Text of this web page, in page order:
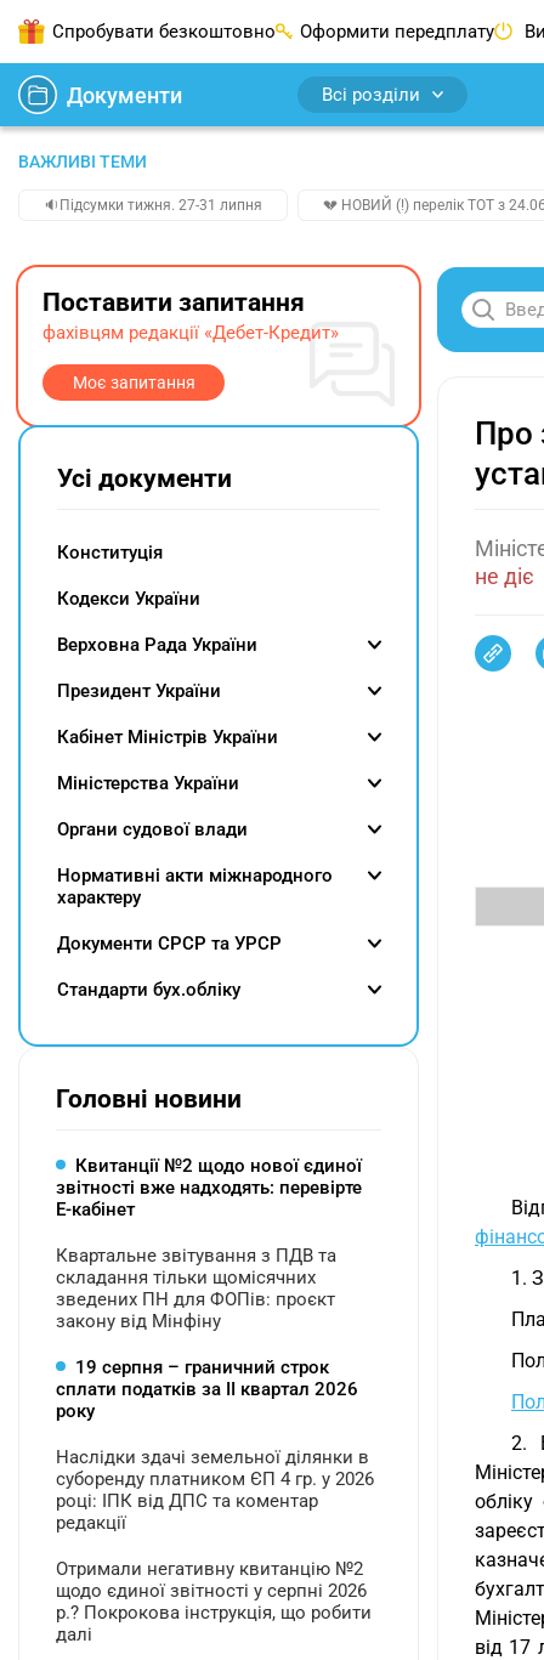
Спробувати безкоштовно Оформити передплату
Документи Всі розділи
ВАЖЛИВІ ТЕМИ
🔉Підсумки тижня. 27-31 липня 💔 НОВИЙ (!) перелік ТОТ з
Про
не діє
1.
2.
від 17
Поставити запитання
фахівцям редакції «Дебет-Кредит»
Моє запитання
Усі документи
Конституція
Кодекси України
Верховна Рада України
Президент України
Кабінет Міністрів України
Міністерства України
Органи судової влади
Нормативні акти міжнародного
характеру
Документи СРСР та УРСР
Cтандарти бух.обліку
Головні новини
Квитанції №2 щодо нової єдиної
звітності вже надходять: перевірте
Е-кабінет
Квартальне звітування з ПДВ та
складання тільки щомісячних
зведених ПН для ФОПів: проєкт
закону від Мінфіну
19 серпня – граничний строк
сплати податків за ІI квартал 2026
року
Наслідки здачі земельної ділянки в
суборенду платником ЄП 4 гр. у 2026
році: ІПК від ДПС та коментар
редакції
Отримали негативну квитанцію №2
щодо єдиної звітності у серпні 2026
р.? Покрокова інструкція, що робити
далі